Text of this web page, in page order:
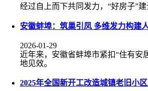
经过自上而下共同发力，“好房子”
安徽蚌埠：筑巢引凤 多维发力构建
2026-01-29
近年来，安徽省蚌埠市紧扣“住有安
地见效。
2025年全国新开工改造城镇老旧小